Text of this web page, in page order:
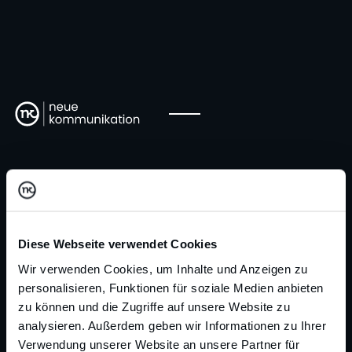
Diese Webseite verwendet Cookies
Wir verwenden Cookies, um Inhalte und Anzeigen zu
personalisieren, Funktionen für soziale Medien anbieten
zu können und die Zugriffe auf unsere Website zu
analysieren. Außerdem geben wir Informationen zu Ihrer
Verwendung unserer Website an unsere Partner für
Merle Stuntebeck